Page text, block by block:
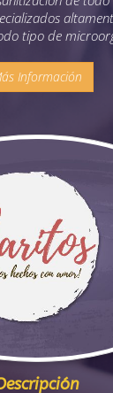
tipo de
Información